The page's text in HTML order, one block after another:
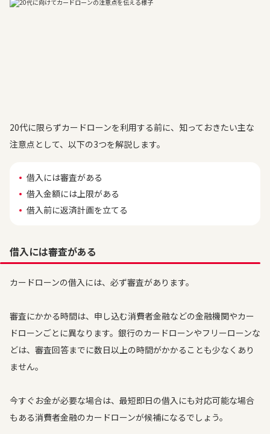
20代に限らずカードローンを利用する前に、知っておきたい主な
注意点として、以下の3つを解説します。
借入には審査がある
借入金額には上限がある
借入前に返済計画を立てる
借入には審査がある
カードローンの借入には、必ず審査があります。
審査にかかる時間は、申し込む消費者金融などの金融機関やカー
ドローンごとに異なります。銀行のカードローンやフリーローンな
どは、審査回答までに数日以上の時間がかかることも少なくあり
ません。
今すぐお金が必要な場合は、最短即日の借入にも対応可能な場合
もある消費者金融のカードローンが候補になるでしょう。